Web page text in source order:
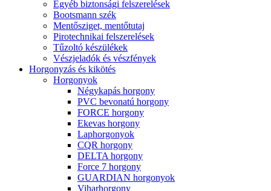
Egyéb biztonsági felszerelések
Bootsmann szék
Mentősziget, mentőtutaj
Pirotechnikai felszerelések
Tűzoltó készülékek
Vészjeladók és vészfények
Horgonyzás és kikötés
Horgonyok
Négykapás horgony
PVC bevonatú horgony
FORCE horgony
Ekevas horgony
Laphorgonyok
CQR horgony
DELTA horgony
Force 7 horgony
GUARDIAN horgonyok
Viharhorgony